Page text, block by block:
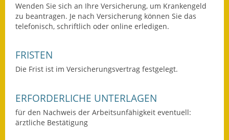
Sitzungsberichte 2016
Sitzungsberichte 2017
Sitzungsberichte 2019
Sitzungsberichte 2020
Gemeindeverwaltung
Wenden Sie sich an Ihre Versicherung, um Krankengeld
zu beantragen. Je nach Versicherung können Sie das
telefonisch, schriftlich oder online erledigen.
FRISTEN
Die Frist ist im Versicherungsvertrag festgelegt.
ERFORDERLICHE UNTERLAGEN
für den Nachweis der Arbeitsunfähigkeit eventuell:
ärztliche Bestätigung